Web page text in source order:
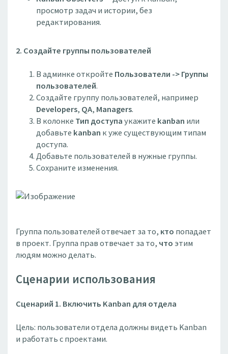
просмотр задач и истории, без
редактирования.
2. Создайте группы пользователей
В админке откройте Пользователи -> Группы
пользователей.
Создайте группу пользователей, например
Developers, QA, Managers.
В колонке Тип доступаукажите kanban или
добавьте kanban к уже существующим типам
доступа.
Добавьте пользователей в нужные группы.
Сохраните изменения.
Группа пользователей отвечает за то, кто попадает
в проект. Группа прав отвечает за то, что этим
людям можно делать.
Сценарии использования
Сценарий 1. Включить Kanban для отдела
Цель: пользователи отдела должны видеть Kanban
и работать с проектами.